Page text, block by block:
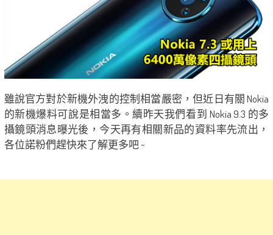
雖說官方對於新機外洩的控制相當嚴密，但近日有關 Nokia
的新機爆料可說是相當多。續昨天我們看到 Nokia 9.3 的多
攝鏡頭消息曝光後，今天再有相關新品的資料率先流出，
各位諾粉們趕快來了解更多吧 ~